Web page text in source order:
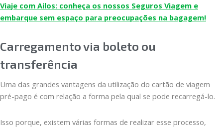
Viaje com Ailos: conheça os nossos Seguros Viagem e
embarque sem espaço para preocupações na bagagem!
Carregamento via boleto ou
transferência
Uma das grandes vantagens da utilização do cartão de viagem
pré-pago é com relação a forma pela qual se pode recarregá-lo.
Isso porque, existem várias formas de realizar esse processo,